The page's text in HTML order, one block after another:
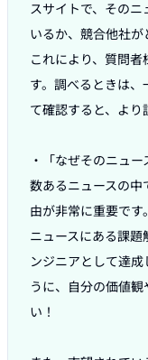
スサイトで、その
いるか、競合他社が
これにより、質問
す。調べるときは
て確認すると、より
・「なぜそのニュ
数あるニュースの
由が非常に重要で
ニュースにある課
ンジニアとして達
うに、自分の価値
い！